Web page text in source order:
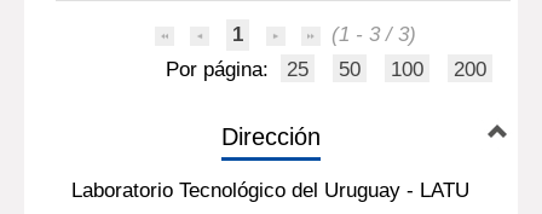
1
(1 - 3 / 3)
Por página:
25 50 100 200
Dirección
Laboratorio Tecnológico del Uruguay - LATU